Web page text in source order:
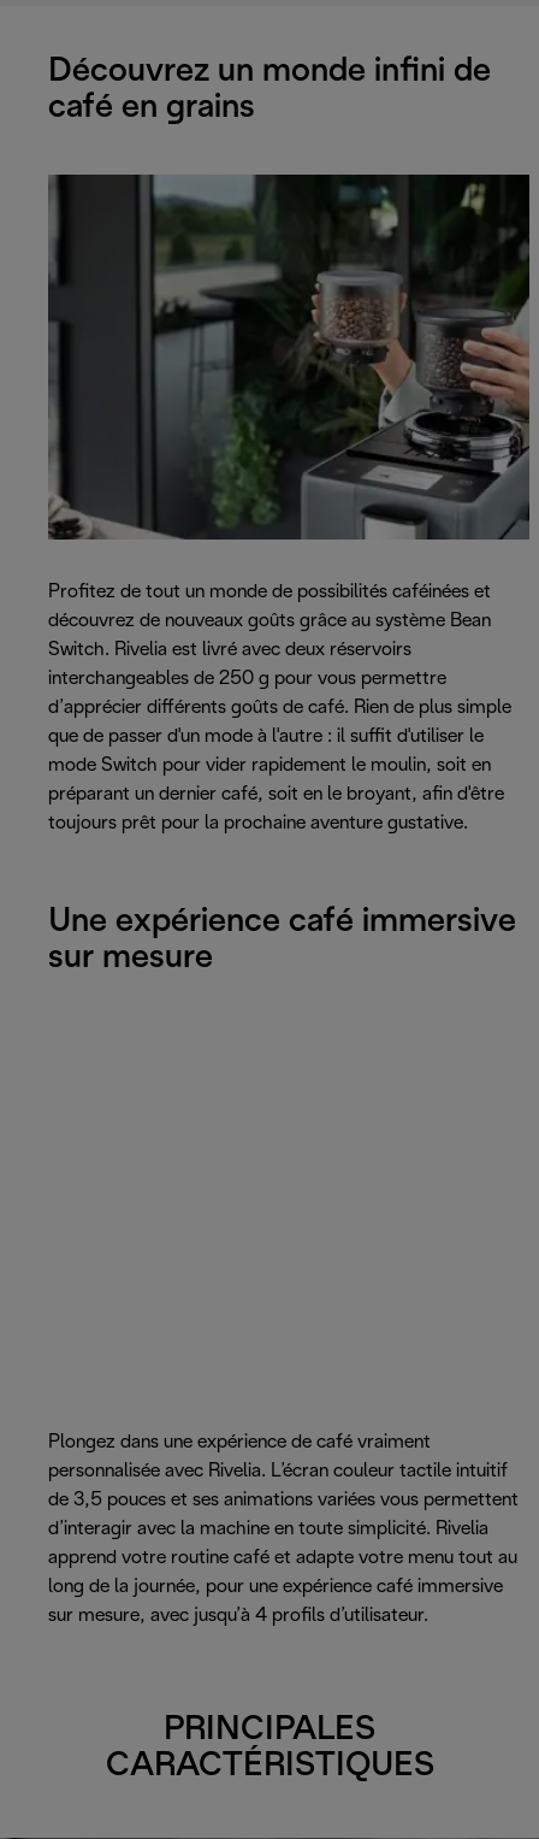
Découvrez un monde infini de
café en grains
Profitez de tout un monde de possibilités caféinées et
découvrez de nouveaux goûts grâce au système Bean
Switch. Rivelia est livré avec deux réservoirs
interchangeables de 250 g pour vous permettre
d’apprécier différents goûts de café. Rien de plus simple
que de passer d'un mode à l'autre : il suffit d'utiliser le
mode Switch pour vider rapidement le moulin, soit en
préparant un dernier café, soit en le broyant, afin d'être
toujours prêt pour la prochaine aventure gustative.
Une expérience café immersive
sur mesure
Plongez dans une expérience de café vraiment
personnalisée avec Rivelia. L’écran couleur tactile intuitif
de 3,5 pouces et ses animations variées vous permettent
d’interagir avec la machine en toute simplicité. Rivelia
apprend votre routine café et adapte votre menu tout au
long de la journée, pour une expérience café immersive
sur mesure, avec jusqu’à 4 profils d’utilisateur.
PRINCIPALES
CARACTÉRISTIQUES